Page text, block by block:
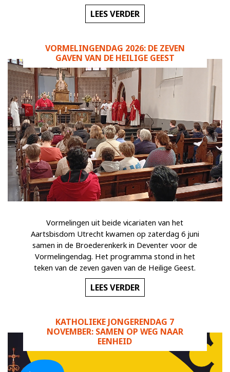
LEES VERDER
VORMELINGENDAG 2026: DE ZEVEN
GAVEN VAN DE HEILIGE GEEST
Vormelingen uit beide vicariaten van het
Aartsbisdom Utrecht kwamen op zaterdag 6 juni
samen in de Broederenkerk in Deventer voor de
Vormelingendag. Het programma stond in het
teken van de zeven gaven van de Heilige Geest.
LEES VERDER
KATHOLIEKE JONGERENDAG 7
NOVEMBER: SAMEN OP WEG NAAR
EENHEID